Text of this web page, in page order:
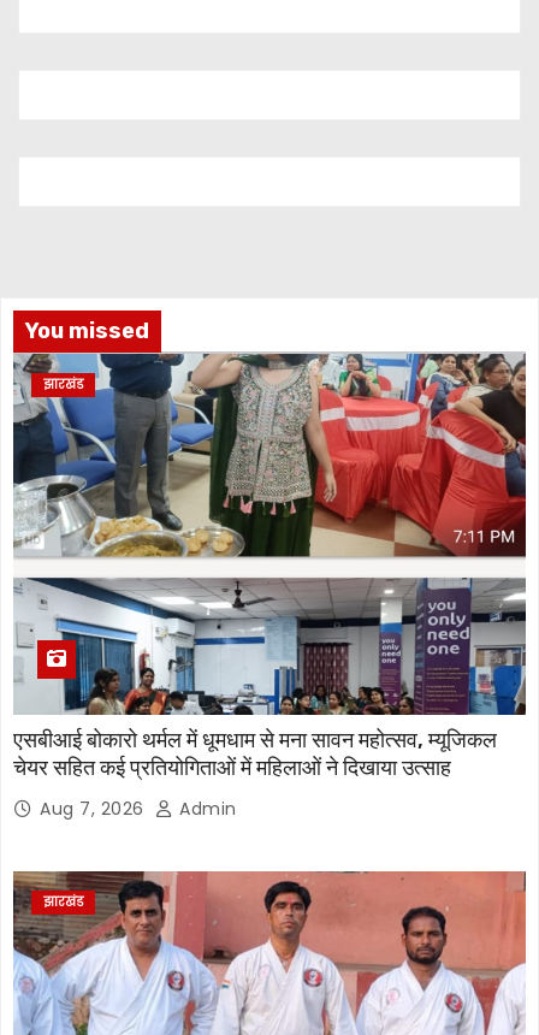
You missed
झारखंड
एसबीआई बोकारो थर्मल में धूमधाम से मना सावन महोत्सव, म्यूजिकल
चेयर सहित कई प्रतियोगिताओं में महिलाओं ने दिखाया उत्साह
Aug 7, 2026 Admin
झारखंड